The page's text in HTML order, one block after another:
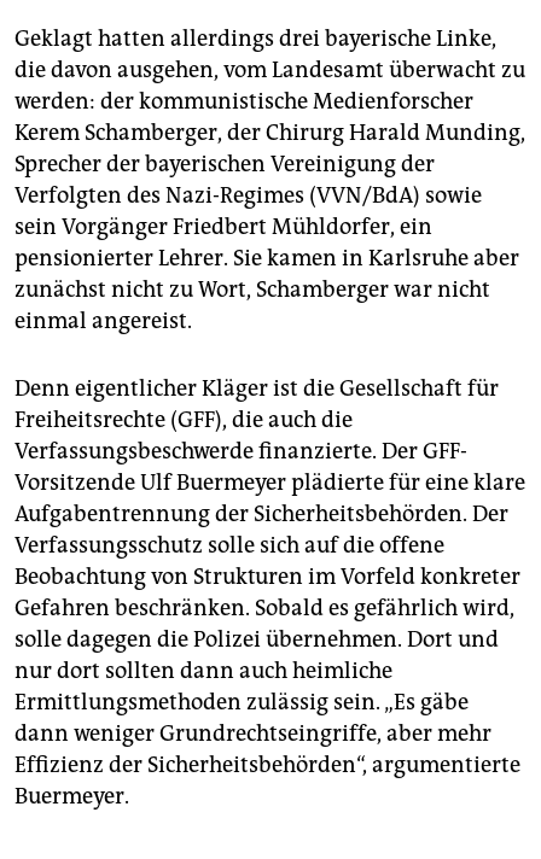
Geklagt hatten allerdings drei bayerische Linke,
die davon ausgehen, vom Landesamt überwacht zu
werden: der kommunistische Medienforscher
Kerem Schamberger, der Chirurg Harald Munding,
Sprecher der bayerischen Vereinigung der
Verfolgten des Nazi-Regimes (VVN/BdA) sowie
sein Vorgänger Friedbert Mühldorfer, ein
pensionierter Lehrer. Sie kamen in Karlsruhe aber
zunächst nicht zu Wort, Schamberger war nicht
einmal angereist.
Denn eigentlicher Kläger ist die Gesellschaft für
Freiheitsrechte (GFF), die auch die
Verfassungsbeschwerde finanzierte. Der GFF-
Vorsitzende Ulf Buermeyer plädierte für eine klare
Aufgabentrennung der Sicherheitsbehörden. Der
Verfassungsschutz solle sich auf die offene
Beobachtung von Strukturen im Vorfeld konkreter
Gefahren beschränken. Sobald es gefährlich wird,
solle dagegen die Polizei übernehmen. Dort und
nur dort sollten dann auch heimliche
Ermittlungsmethoden zulässig sein. „Es gäbe
dann weniger Grundrechtseingriffe, aber mehr
Effizienz der Sicherheitsbehörden“, argumentierte
Buermeyer.